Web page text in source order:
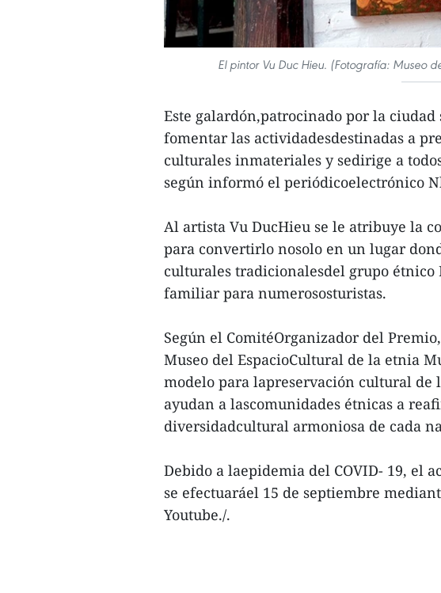
El pintor Vu Duc Hieu. (Fotografía: Museo
Este galardón,patrocinado por la ciudad
fomentar las actividadesdestinadas a
culturales inmateriales y sedirige a
según informó el periódicoelectrónico
Al artista Vu DucHieu se le atribuye la
para convertirlo nosolo en un lugar
culturales tradicionalesdel grupo
familiar para numerososturistas.
Según el ComitéOrganizador del
Museo del EspacioCultural de la etnia
modelo para lapreservación cultural de
ayudan a lascomunidades étnicas a
diversidadcultural armoniosa de cada
Debido a laepidemia del COVID- 19, el
se efectuaráel 15 de septiembre
Youtube./.